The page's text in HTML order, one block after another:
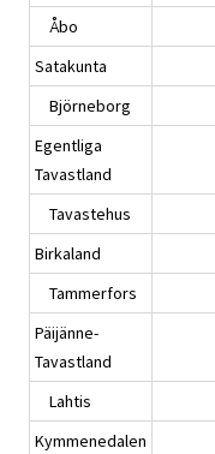
Åbo
Satakunta
Björneborg
Egentliga
Tavastland
Tavastehus
Birkaland
Tammerfors
Päijänne-
Tavastland
Lahtis
Kymmenedalen